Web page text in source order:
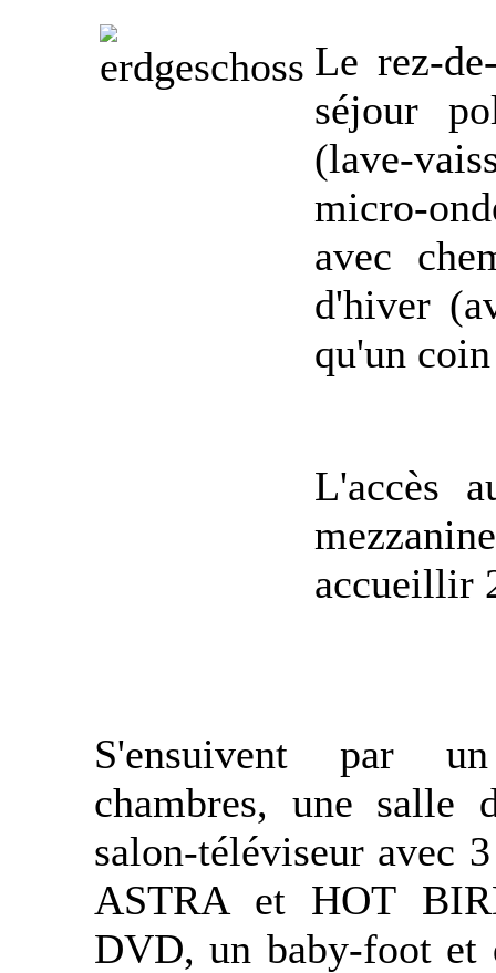
Le rez-
séjour
(lave-
micro-
avec
d'hiver
qu'un
L'accès
accueillir
S'ensuivent par
chambres, une salle
salon-téléviseur avec
ASTRA et HOT
DVD, un baby-foot et